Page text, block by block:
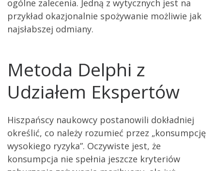
ogólne zalecenia. Jedną z wytycznych jest na
przykład okazjonalnie spożywanie możliwie jak
najsłabszej odmiany.
Metoda Delphi z
Udziałem Ekspertów
Hiszpańscy naukowcy postanowili dokładniej
określić, co należy rozumieć przez „konsumpcję
wysokiego ryzyka”. Oczywiste jest, że
konsumpcja nie spełnia jeszcze kryteriów